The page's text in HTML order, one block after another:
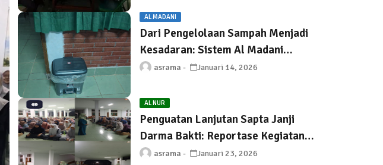
AL MADANI
Dari Pengelolaan Sampah Menjadi
Kesadaran: Sistem Al Madani
Menanam Nilai L-STEAMS serta
asrama Januari 14, 2026
AL NUR
Penguatan Lanjutan Sapta Janji
Darma Bakti: Reportase Kegiatan
Asrama Al‑Nur
asrama Januari 23, 2026